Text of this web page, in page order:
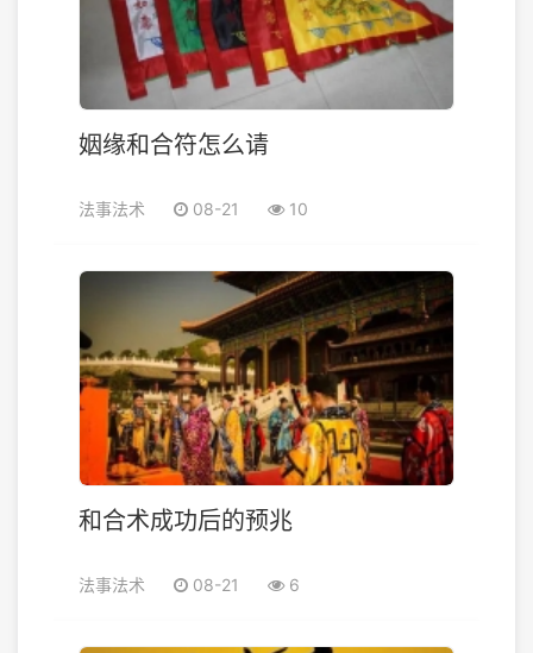
姻缘和合符怎么请
法事法术 08-21 10
和合术成功后的预兆
法事法术 08-21 6